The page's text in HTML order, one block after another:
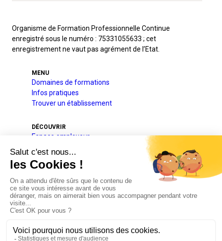
Organisme de Formation Professionnelle Continue
enregistré sous le numéro : 75331055633 ; cet
enregistrement ne vaut pas agrément de l’Etat.
MENU
Domaines de formations
Infos pratiques
Trouver un établissement
DÉCOUVRIR
Espace employeur
Projets pédagogique et éducatif
Qui sommes-nous
Nos partenaires
Actualités